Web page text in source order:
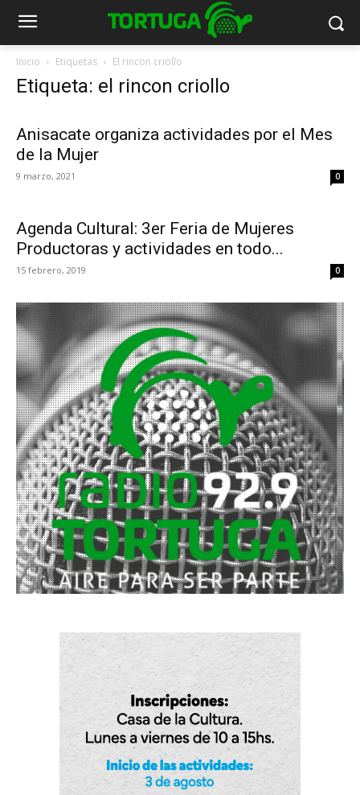
Inicio Etiquetas El rincon criollo
Etiqueta: el rincon criollo
Anisacate organiza actividades por el Mes
de la Mujer
9 marzo, 2021 0
Agenda Cultural: 3er Feria de Mujeres
Productoras y actividades en todo...
15 febrero, 2019 0